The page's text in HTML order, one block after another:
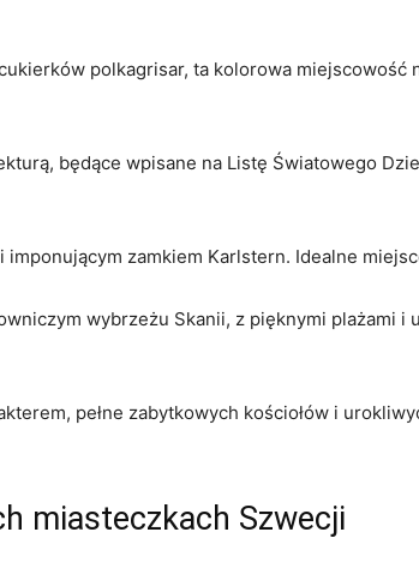
polkagrisar, ta kolorowa miejscowość
będące wpisane na Listę Światowego
zamkiem Karlstern. Idealne
wybrzeżu Skanii, z pięknymi plażami i
pełne zabytkowych kościołów i
miasteczkach Szwecji